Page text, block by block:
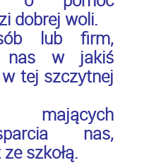
dobrej woli.
lub firm,
nas w jakiś
tej szczytnej
mających
nas,
szkołą.